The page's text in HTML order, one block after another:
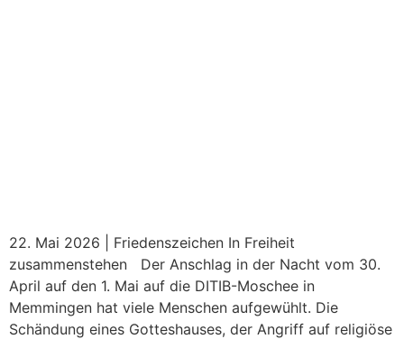
22. Mai 2026 | Friedenszeichen In Freiheit
zusammenstehen Der Anschlag in der Nacht vom 30.
April auf den 1. Mai auf die DITIB-Moschee in
Memmingen hat viele Menschen aufgewühlt. Die
Schändung eines Gotteshauses, der Angriff auf religiöse